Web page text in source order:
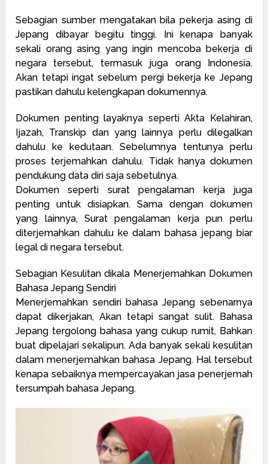
Sebagian sumber mengatakan bila pekerja asing di
Jepang dibayar begitu tinggi. Ini kenapa banyak
sekali orang asing yang ingin mencoba bekerja di
negara tersebut, termasuk juga orang Indonesia.
Akan tetapi ingat sebelum pergi bekerja ke Jepang
pastikan dahulu kelengkapan dokumennya.
Dokumen penting layaknya seperti Akta Kelahiran,
Ijazah, Transkip dan yang lainnya perlu dilegalkan
dahulu ke kedutaan. Sebelumnya tentunya perlu
proses terjemahkan dahulu. Tidak hanya dokumen
pendukung data diri saja sebetulnya.
Dokumen seperti surat pengalaman kerja juga
penting untuk disiapkan. Sama dengan dokumen
yang lainnya, Surat pengalaman kerja pun perlu
diterjemahkan dahulu ke dalam bahasa jepang biar
legal di negara tersebut.
Sebagian Kesulitan dikala Menerjemahkan Dokumen
Bahasa Jepang Sendiri
Menerjemahkan sendiri bahasa Jepang sebenarnya
dapat dikerjakan, Akan tetapi sangat sulit. Bahasa
Jepang tergolong bahasa yang cukup rumit, Bahkan
buat dipelajari sekalipun. Ada banyak sekali kesulitan
dalam menerjemahkan bahasa Jepang. Hal tersebut
kenapa sebaiknya mempercayakan jasa penerjemah
tersumpah bahasa Jepang.